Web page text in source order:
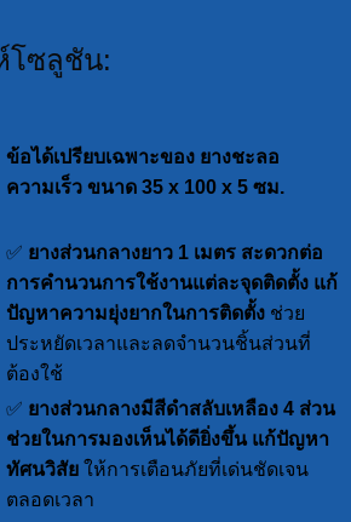
โซลูชัน:
ข้อได้เปรียบเฉพาะของ ยางชะลอ
ความเร็ว ขนาด 35 x 100 x 5 ซม.
✅ ยางส่วนกลางยาว 1 เมตร สะดวกต่อ
การคำนวนการใช้งานแต่ละจุดติดตั้ง แก้
ปัญหาความยุ่งยากในการติดตั้ง ช่วย
ประหยัดเวลาและลดจำนวนชิ้นส่วนที่
ต้องใช้
✅ ยางส่วนกลางมีสีดำสลับเหลือง 4 ส่วน
ช่วยในการมองเห็นได้ดียิ่งขึ้น แก้ปัญหา
ทัศนวิสัย ให้การเตือนภัยที่เด่นชัดเจน
ตลอดเวลา